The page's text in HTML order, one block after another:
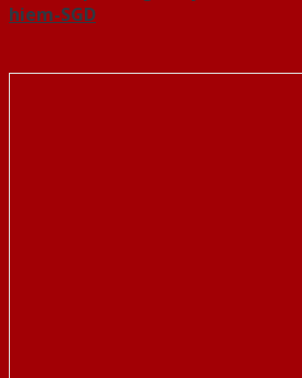
hiem-SGD